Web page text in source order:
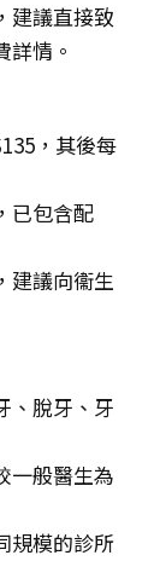
建議直接致
情。
，其後每
已包含配
建議向衞生
、脫牙、牙
一般醫生為
規模的診所